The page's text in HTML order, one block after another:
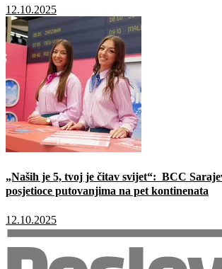
12.10.2025
„Naših je 5, tvoj je čitav svijet“: BCC
posjetioce putovanjima na pet kontinenata
12.10.2025